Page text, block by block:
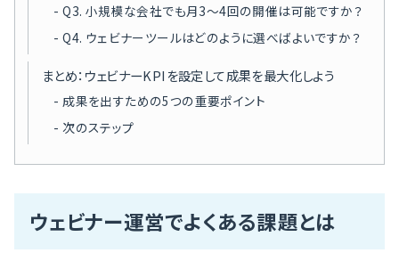
Q3. 小規模な会社でも月3〜4回の開催は可能ですか？
Q4. ウェビナーツールはどのように選べばよいですか？
まとめ：ウェビナーKPIを設定して成果を最大化しよう
成果を出すための5つの重要ポイント
次のステップ
ウェビナー運営でよくある課題とは